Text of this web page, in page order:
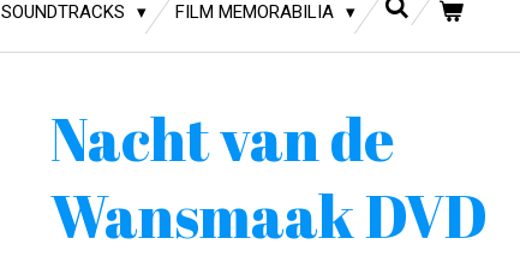
SOUNDTRACKS FILM MEMORABILIA
Nacht van de
Wansmaak DVD